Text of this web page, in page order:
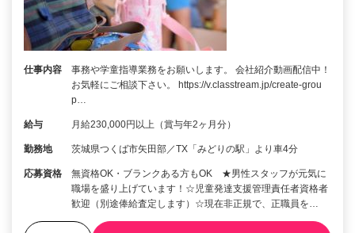
仕事内容
事務や学童指導業務をお願いします。 会社紹介動画配信中！
お気軽にご相談下さい。 https://v.classtream.jp/create-grou
p…
給与 月給230,000円以上（賞与年2ヶ月分）
勤務地 茨城県つくば市矢田部／TX「みどりの駅」より車4分
応募資格
無資格OK・ブランクある方もOK ★男性スタッフが元気に
職場を盛り上げています！☆児童発達支援管理責任者資格者
歓迎（別途俸給査定します）☆現在非正規で、正職員を…